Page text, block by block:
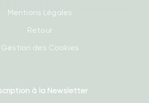
Mentions Légales
Retour
Gestion des Cookies
à la Newsletter